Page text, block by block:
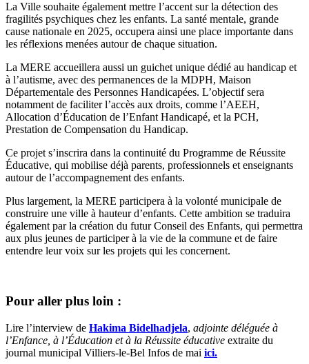
La Ville souhaite également mettre l’accent sur la détection des
fragilités psychiques chez les enfants. La santé mentale, grande
cause nationale en 2025, occupera ainsi une place importante dans
les réflexions menées autour de chaque situation.
La MERE accueillera aussi un guichet unique dédié au handicap et
à l’autisme, avec des permanences de la MDPH, Maison
Départementale des Personnes Handicapées. L’objectif sera
notamment de faciliter l’accès aux droits, comme l’AEEH,
Allocation d’Éducation de l’Enfant Handicapé, et la PCH,
Prestation de Compensation du Handicap.
Ce projet s’inscrira dans la continuité du Programme de Réussite
Éducative, qui mobilise déjà parents, professionnels et enseignants
autour de l’accompagnement des enfants.
Plus largement, la MERE participera à la volonté municipale de
construire une ville à hauteur d’enfants. Cette ambition se traduira
également par la création du futur Conseil des Enfants, qui permettra
aux plus jeunes de participer à la vie de la commune et de faire
entendre leur voix sur les projets qui les concernent.
Pour aller plus loin :
Lire l’interview de Hakima Bidelhadjela, adjointe déléguée à
l’Enfance, à l’Éducation et à la Réussite éducative extraite du
journal municipal Villiers-le-Bel Infos de mai ici.